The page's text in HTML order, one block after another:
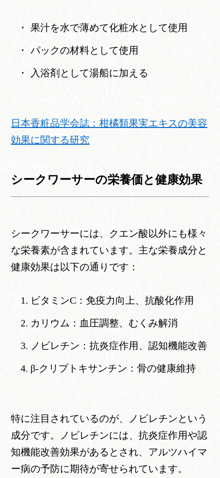
果汁を水で薄めて化粧水として使用
パックの材料として使用
入浴剤として湯船に加える
日本香粧品学会誌：柑橘類果実エキスの美容
効果に関する研究
シークワーサーの栄養価と健康効果
シークワーサーには、クエン酸以外にも様々
な栄養素が含まれています。主な栄養成分と
健康効果は以下の通りです：
ビタミンC：免疫力向上、抗酸化作用
カリウム：血圧調整、むくみ解消
ノビレチン：抗炎症作用、認知機能改善
β-クリプトキサンチン：骨の健康維持
特に注目されているのが、ノビレチンという
成分です。ノビレチンには、抗炎症作用や認
知機能改善効果があるとされ、アルツハイマ
ー病の予防に期待が寄せられています。